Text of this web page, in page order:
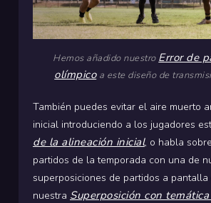
Hemos añadido nuestro Error de
olímpicoa este diseño de
También puedes evitar el aire muerto
inicial introduciendo a los jugadores
de la alineación inicial, o habla
partidos de la temporada con una de
superposiciones de partidos a pantalla
nuestra Superposición con